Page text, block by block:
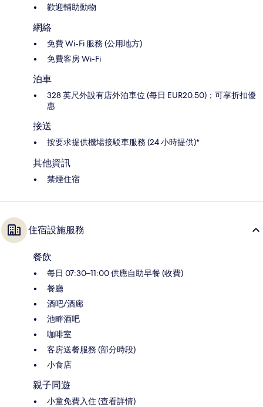
歡迎輔助動物
網絡
免費 Wi-Fi 服務 (公用地方)
免費客房 Wi-Fi
泊車
328 英尺外設有店外泊車位 (每日 EUR20.50)；可享折扣優
惠
接送
按要求提供機場接駁車服務 (24 小時提供)*
其他資訊
禁煙住宿
住宿設施服務
餐飲
每日 07:30–11:00 供應自助早餐 (收費)
餐廳
酒吧/酒廊
池畔酒吧
咖啡室
客房送餐服務 (部分時段)
小食店
親子同遊
小童免費入住 (查看詳情)